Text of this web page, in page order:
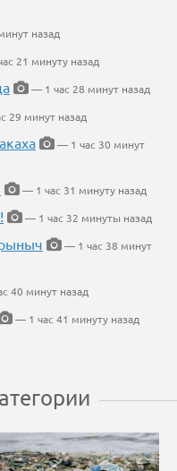
назад
21 минуту назад
— 1 час 28 минут назад
29 минут назад
— 1 час 30 минут
— 1 час 31 минуту назад
— 1 час 32 минуты назад
— 1 час 38 минут
40 минут назад
— 1 час 41 минуту назад